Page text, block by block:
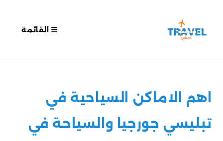
القائمة
اهم الاماكن السياحية في
تبليسي جورجيا والسياحة في